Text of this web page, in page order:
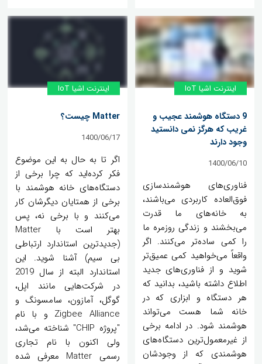
اینترنت اشیا IoT
9 دستگاه هوشمند عجیب و
غریب که هرگز نمی دانستید
وجود دارند
1400/06/10
فناوری‌های هوشمندسازی
فوق‌العاده کاربردی می‌باشند،
به خانه‌های ما قدرت
می‌بخشند و زندگی روزمره ما
را کمی ساده‌تر می‌کنند. اگر
واقعاً می‌خواهید کمی عمیق‌تر
شوید و از فناوری‌های جدید
اطلاع داشته باشید، بدانید که
هر دستگاه و ابزاری که در
خانه شما هست می‌تواند
هوشمند شود. در ادامه برخی
از غیرمعمول‌ترین دستگاه‌های
هوشمندی که از وجودشان
اینترنت اشیا IoT
Matter چیست؟
1400/06/17
اگر تا به حال به این موضوع
فکر کرده‌اید که چرا برخی از
دستگاه‌های خانه هوشمند با
برخی از همتایان دیگرشان کار
می‌کنند و با برخی نه، پس
بهتر است با Matter
(جدیدترین استاندارد ارتباطی
بی سیم) آشنا شوید. این
استاندارد البته از سال 2019
در شرکت‌هایی مانند اپل،
گوگل، آمازون، سامسونگ و
Zigbee Alliance و با نام
"پروژه CHIP" شناخته می‌شد،
ولی اکنون با نام تجاری
رسمی Matter معرفی شده